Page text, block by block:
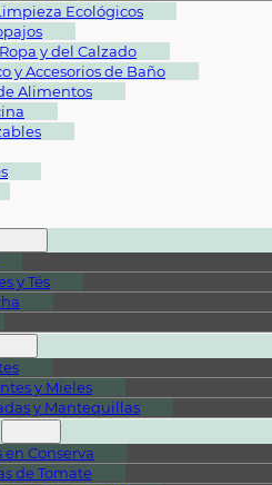
Ecológicos
y del Calzado
y Accesorios de Baño
Alimentos
y Tés
y Mieles
y Mantequillas
en Conserva
de Tomate